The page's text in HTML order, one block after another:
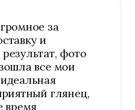
за
и
фото
все мои
глянец,
время